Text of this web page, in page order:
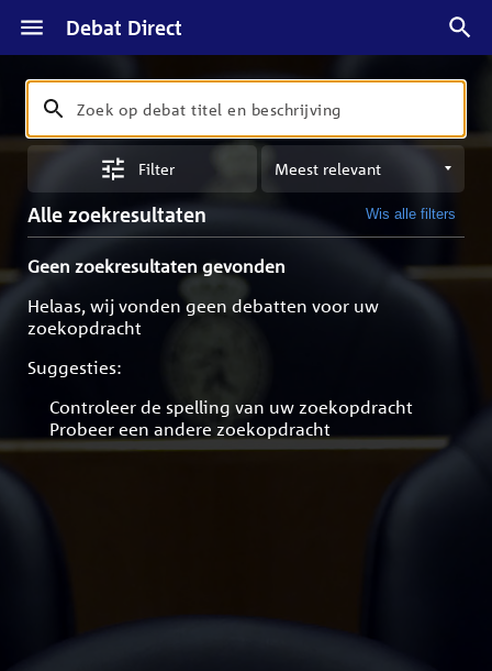
Debat Direct
Zoeken
Zoek
op
en
beschrijving
Filter
Sorteren
op
meest
Alle zoekresultaten Wis alle filters
Geen zoekresultaten gevonden
Helaas, wij vonden geen debatten voor uw
zoekopdracht
Suggesties:
Controleer de spelling van uw zoekopdracht
Probeer een andere zoekopdracht